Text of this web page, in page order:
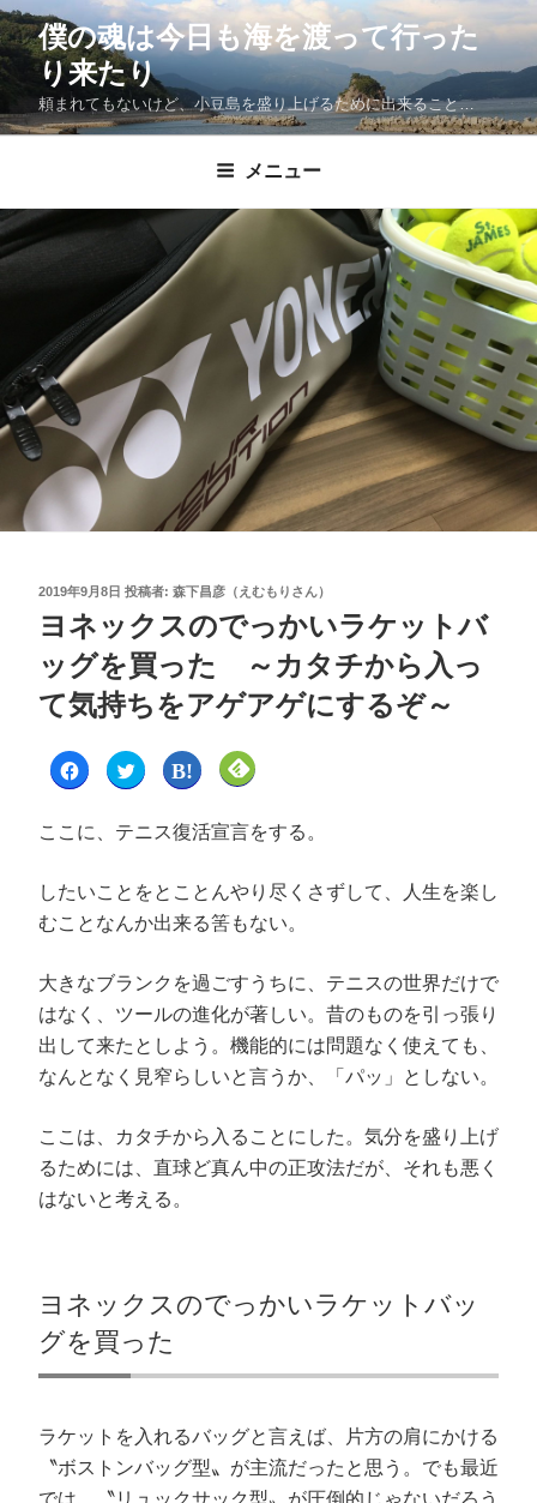
僕の魂は今日も海を渡って行った
り来たり
頼まれてもないけど、小豆島を盛り上げるために出来ること…
メニュー
2019年9月8日 投稿者: 森下昌彦（えむもりさん）
ヨネックスのでっかいラケットバ
ッグを買った ～カタチから入っ
て気持ちをアゲアゲにするぞ～
F
a
b
o
共
す
る
ク
リ
ッ
ク
し
て
く
だ
(
新
い
ウ
ィ
ン
ま
す
ク
リ
し
て
t
e
r
有
(
新
い
ウ
ィ
ン
で
開
ま
す
)
ク
リ
し
て
な
ブ
ク
マ
で
共
有
(
新
し
い
ウ
ド
ウ
開
き
ク
リ
し
て
e
d
y
で
(
新
し
い
ウ
ィ
ン
ド
開
き
ま
す
ここに、テニス復活宣言をする。
したいことをとことんやり尽くさずして、人生を楽し
むことなんか出来る筈もない。
大きなブランクを過ごすうちに、テニスの世界だけで
はなく、ツールの進化が著しい。昔のものを引っ張り
出して来たとしよう。機能的には問題なく使えても、
なんとなく見窄らしいと言うか、「パッ」としない。
ここは、カタチから入ることにした。気分を盛り上げ
るためには、直球ど真ん中の正攻法だが、それも悪く
はないと考える。
ヨネックスのでっかいラケットバッ
グを買った
ラケットを入れるバッグと言えば、片方の肩にかける
〝ボストンバッグ型〟が主流だったと思う。でも最近